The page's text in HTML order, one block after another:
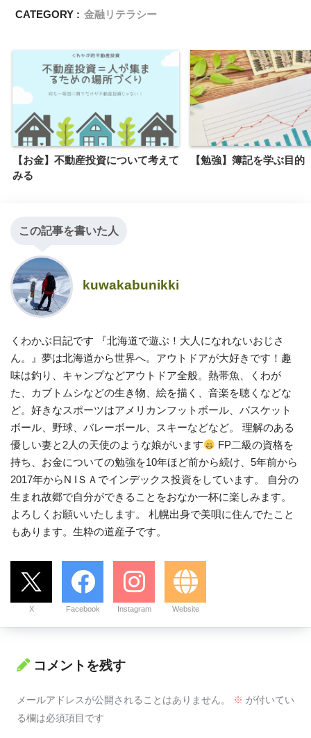
CATEGORY : 金融リテラシー
【お金】不動産投資について考えて
みる
【勉強】簿記を学ぶ目的
この記事を書いた人
kuwakabunikki
くわかぶ日記です 『北海道で遊ぶ！大人になれないおじさ
ん。』夢は北海道から世界へ。アウトドアが大好きです！趣
味は釣り、キャンプなどアウトドア全般。熱帯魚、くわが
た、カブトムシなどの生き物、絵を描く、音楽を聴くなどな
ど。好きなスポーツはアメリカンフットボール、バスケット
ボール、野球、バレーボール、スキーなどなど。 理解のある
優しい妻と2人の天使のような娘がいます
FP二級の資格を
持ち、お金についての勉強を10年ほど前から続け、5年前から
2017年からN IＳＡでインデックス投資をしています。 自分の
生まれ故郷で自分ができることをおなか一杯に楽しみます。
よろしくお願いいたします。 札幌出身で美唄に住んでたこと
もあります。生粋の道産子です。
X Facebook Instagram Website
コメントを残す
メールアドレスが公開されることはありません。 ※ が付いてい
る欄は必須項目です